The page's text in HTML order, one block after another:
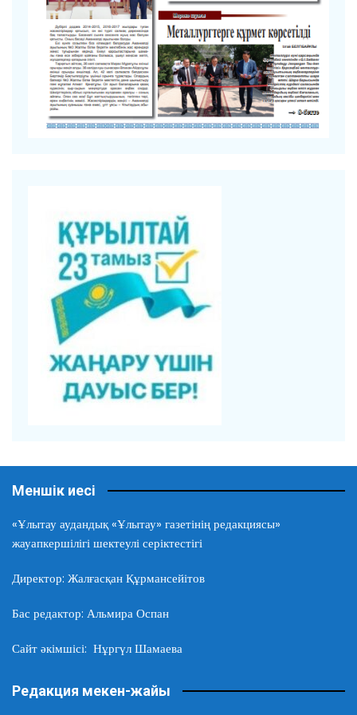
Меншік иесі
«Ұлытау аудандық «Ұлытау» газетінің редакциясы»
жауапкершілігі шектеулі серіктестігі
Директор: Жалғасқан Құрмансейітов
Бас редактор: Альмира Оспан
Сайт әкімшісі: Нұргүл Шамаева
Редакция мекен-жайы